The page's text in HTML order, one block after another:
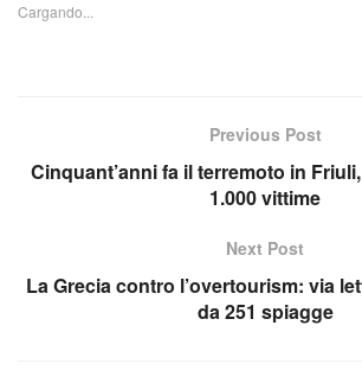
Cargando...
Previous Post
Cinquant’anni fa il terremoto in
1.000 vittime
Next Post
La Grecia contro l’overtourism: via
da 251 spiagge